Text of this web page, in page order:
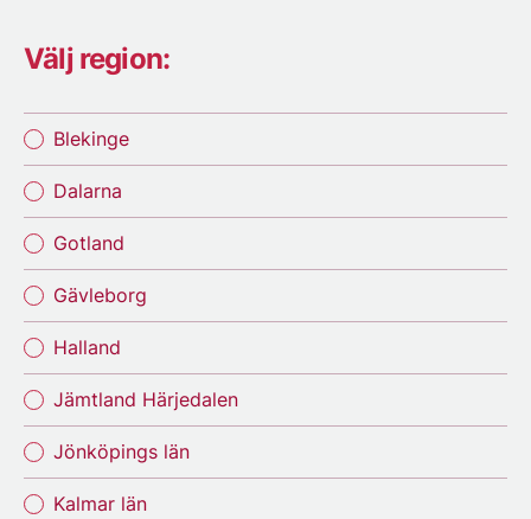
Välj region:
Blekinge
Dalarna
Gotland
Gävleborg
Halland
Jämtland Härjedalen
Jönköpings län
Kalmar län